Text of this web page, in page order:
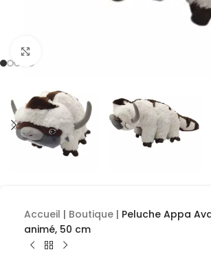
Accueil | Boutique | Peluche Appa
animé, 50 cm